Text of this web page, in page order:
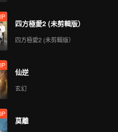
四方極愛2 (未剪輯版）
四方極愛2 (未剪輯版）
仙逆
玄幻
莫離